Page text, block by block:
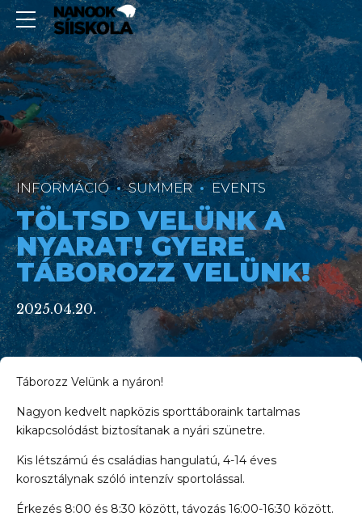
INFORMÁCIÓ SUMMER EVENTS
TÖLTSD VELÜNK A
NYARAT! GYERE
TÁBOROZZ VELÜNK!
2025.04.20.
Táborozz Velünk a nyáron!
Nagyon kedvelt napközis sporttáboraink tartalmas
kikapcsolódást biztosítanak a nyári szünetre.
Kis létszámú és családias hangulatú, 4-14 éves
korosztálynak szóló intenzív sportolással.
Érkezés 8:00 és 8:30 között, távozás 16:00-16:30 között.